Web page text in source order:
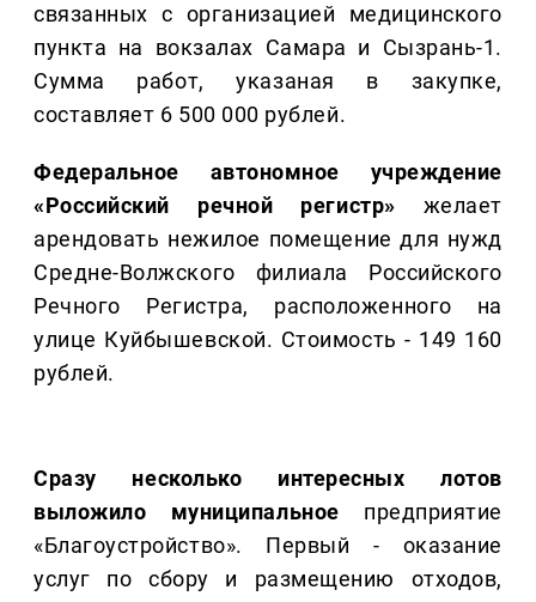
связанных с организацией медицинского
пункта на вокзалах Самара и Сызрань-1.
Сумма работ, указаная в закупке,
составляет 6 500 000 рублей.
Федеральное автономное учреждение
«Российский речной регистр» желает
арендовать нежилое помещение для нужд
Средне-Волжского филиала Российского
Речного Регистра, расположенного на
улице Куйбышевской. Стоимость - 149 160
рублей.
Сразу несколько интересных лотов
выложило муниципальное предприятие
«Благоустройство». Первый - оказание
услуг по сбору и размещению отходов,